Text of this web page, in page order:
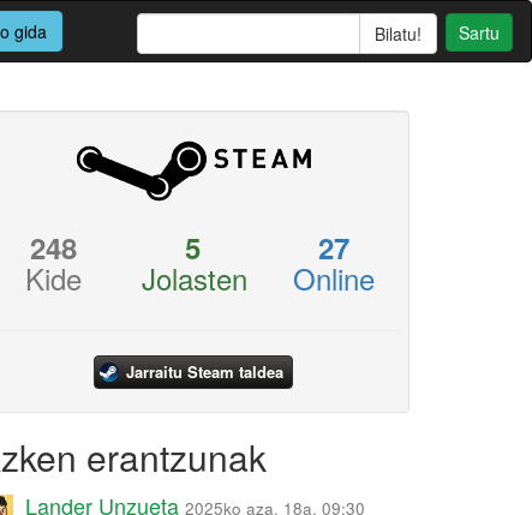
gida Sartu
248
Kide
5
Jolasten
27
Online
Jarraitu Steam taldea
erantzunak
Lander Unzueta 2025ko aza. 18a, 09:30